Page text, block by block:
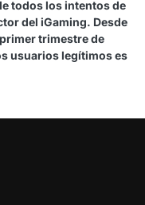
todos los intentos de
del iGaming. Desde
trimestre de
usuarios legítimos es